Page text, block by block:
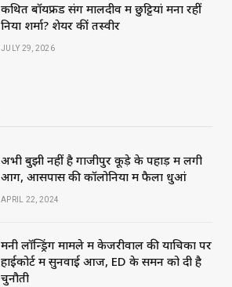
कथित बॉयफ्रेंड संग मालदीव में छुट्टियां मना रहीं
निया शर्मा? शेयर कीं तस्वीरें
JULY 29, 2026
अभी बुझी नहीं है गाजीपुर कूड़े के पहाड़ में लगी
आग, आसपास की कॉलोनियों में फैला धुआं
APRIL 22, 2024
मनी लॉन्ड्रिंग मामले में केजरीवाल की याचिका पर
हाईकोर्ट में सुनवाई आज, ED के समन को दी है
चुनौती